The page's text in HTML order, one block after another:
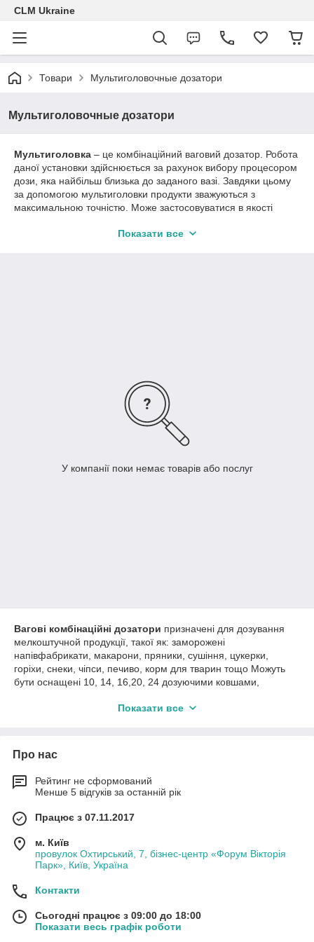
CLM Ukraine
Товари Мультиголовочные дозатори
Мультиголовочные дозатори
Мультиголовка – це комбінаційний ваговий дозатор. Робота
даної установки здійснюється за рахунок вибору процесором
дози, яка найбільш близька до заданого вазі. Завдяки цьому
за допомогою мультиголовки продукти зважуються з
максимальною точністю. Може застосовуватися в якості
пакувальної лінії. Використання мультиголовки в
Показати все
У компанії поки немає товарів або послуг
Вагові комбінаційні дозатори призначені для дозування
мелкоштучной продукції, такої як: заморожені
напівфабрикати, макарони, пряники, сушіння, цукерки,
горіхи, снеки, чіпси, печиво, корм для тварин тощо Можуть
бути оснащені 10, 14, 16,20, 24 дозуючими ковшами,
поширеними є 10-ковшові і 14-ковшові мультиголовы.
проміжний конус і віброживильники надходить в роздатковий
підбирається вагу, максимально наближений до заданого. Як
тільки необхідний вага набирається, ківш відкривається і
звідки вона надходить вже безпосередньо на пакувальник.
Відразу ж слідом за розвантаженням в кожен звільнився
бункер (ківш) знову надходить продукт. Таким чином, процес
зважування здійснюється безперервно. Матеріал поверхні,
що контактує з продуктом, може бути: гладким, візерунковим,
з антиадгезивным покриттям.
підбирати, виходячи з особливостей дозуючого продукту.
Інтерфейс дозатора за замовчуванням англомовний,
Показати все
Про нас
Рейтинг не сформований
Менше 5 відгуків за останній рік
Працює з 07.11.2017
м. Київ
провулок Охтирський, 7, бізнес-центр «Форум Вікторія
Парк», Київ, Україна
Контакти
Сьогодні працює з 09:00 до 18:00
Показати весь графік роботи